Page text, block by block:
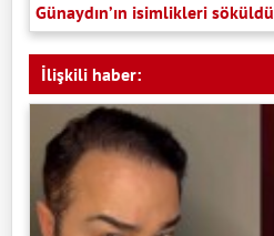
Günaydın’ın isimlikleri söküldü
İlişkili haber: